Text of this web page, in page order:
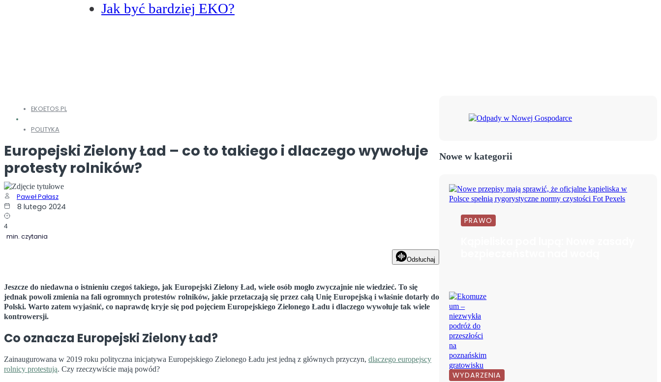
Jak być bardziej EKO?
EKOETOS.PL
POLITYKA
Europejski Zielony Ład – co to takiego i dlaczego wywołuje
protesty rolników?
Paweł Pałasz
8 lutego 2024
4
min. czytania
Odsłuchaj
Jeszcze do niedawna o istnieniu czegoś takiego, jak Europejski Zielony Ład, wiele osób mogło zwyczajnie nie wiedzieć. To się
jednak powoli zmienia na fali ogromnych protestów rolników, jakie przetaczają się przez całą Unię Europejską i właśnie dotarły do
Polski. Warto zatem wyjaśnić, co naprawdę kryje się pod pojęciem Europejskiego Zielonego Ładu i dlaczego wywołuje tak wiele
kontrowersji.
Co oznacza Europejski Zielony Ład?
Zainaugurowana w 2019 roku polityczna inicjatywa Europejskiego Zielonego Ładu jest jedną z głównych przyczyn, dlaczego europejscy
rolnicy protestują. Czy rzeczywiście mają powód?
Nowe w kategorii
PRAWO
WYDARZENIA